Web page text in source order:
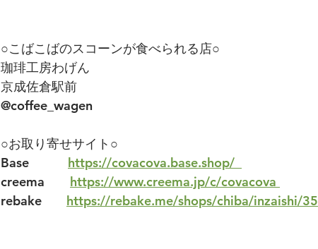
○こばこばのスコーンが食べられる店○
珈琲工房わげん
京成佐倉駅前
@coffee_wagen
○お取り寄せサイト○
Base https://covacova.base.shop/
creema https://www.creema.jp/c/covacova
rebake https://rebake.me/shops/chiba/inzaishi/35